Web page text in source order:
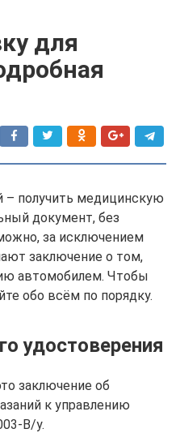
для
– получить медицинскую
документ, без
за исключением
заключение о том,
автомобилем. Чтобы
обо всём по порядку.
удостоверения
заключение об
к управлению
В/у.